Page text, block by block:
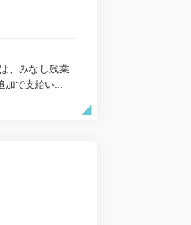
、みなし残業
で支給い...